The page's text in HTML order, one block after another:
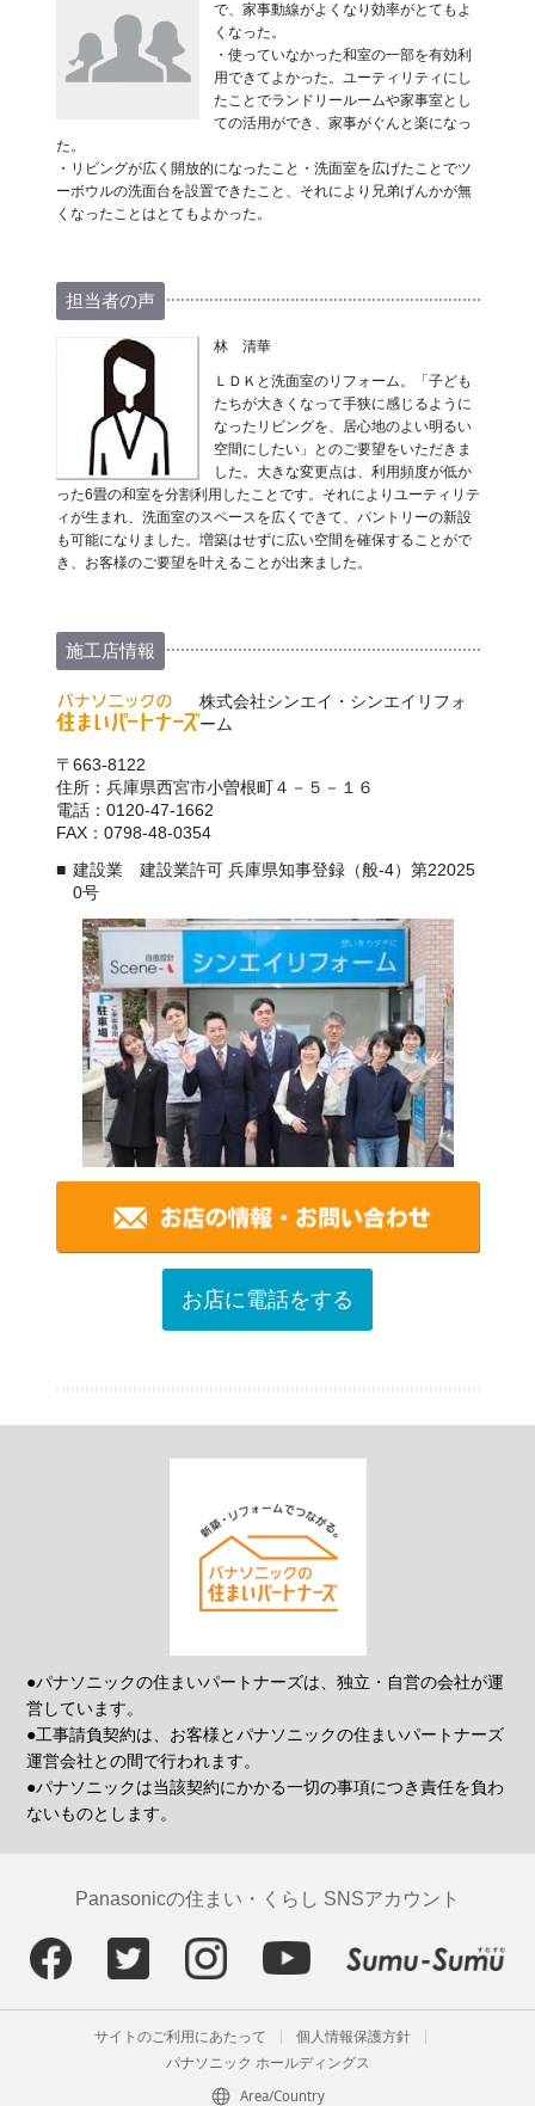
で、家事動線がよくなり効率がとてもよ
くなった。
・使っていなかった和室の一部を有効利
用できてよかった。ユーティリティにし
たことでランドリールームや家事室とし
ての活用ができ、家事がぐんと楽になっ
た。
・リビングが広く開放的になったこと・洗面室を広げたことでツ
ーボウルの洗面台を設置できたこと、それにより兄弟げんかが無
くなったことはとてもよかった。
担当者の声
林 清華
ＬＤＫと洗面室のリフォーム。「子ども
たちが大きくなって手狭に感じるように
なったリビングを、居心地のよい明るい
空間にしたい」とのご要望をいただきま
した。大きな変更点は、利用頻度が低か
った6畳の和室を分割利用したことです。それによりユーティリテ
ィが生まれ、洗面室のスペースを広くできて、パントリーの新設
も可能になりました。増築はせずに広い空間を確保することがで
き、お客様のご要望を叶えることが出来ました。
施工店情報
株式会社シンエイ・シンエイリフォ
ーム
〒663-8122
住所：兵庫県西宮市小曽根町４－５－１６
電話：0120-47-1662
FAX：0798-48-0354
建設業 建設業許可 兵庫県知事登録（般-4）第22025
0号
お店に電話をする
●パナソニックの住まいパートナーズは、独立・自営の会社が運
営しています。
●工事請負契約は、お客様とパナソニックの住まいパートナーズ
運営会社との間で行われます。
●パナソニックは当該契約にかかる一切の事項につき責任を負わ
ないものとします。
Panasonicの住まい・くらし SNSアカウント
サイトのご利用にあたって
個人情報保護方針
パナソニック ホールディングス
Area/Country